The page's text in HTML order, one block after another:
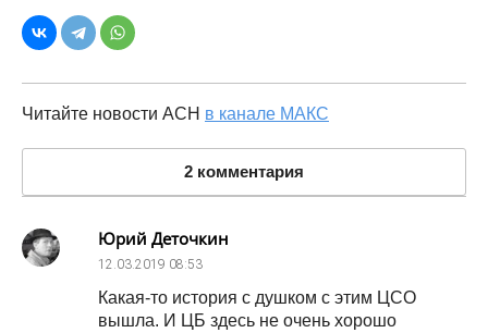
Читайте новости АСН в канале МАКС
2 комментария
Юрий Деточкин
12.03.2019 08:53
Какая-то история с душком с этим ЦСО
вышла. И ЦБ здесь не очень хорошо